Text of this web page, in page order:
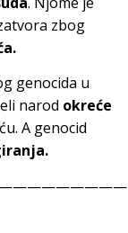
zbog
genocida u
narod okreće
A genocid